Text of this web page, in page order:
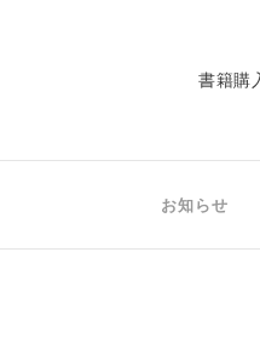
書籍購
お知らせ